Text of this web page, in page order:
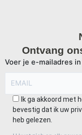
Ontvang
Voer je e-mailadres
Ik ga akkoord met
bevestig dat ik uw
heb gelezen.